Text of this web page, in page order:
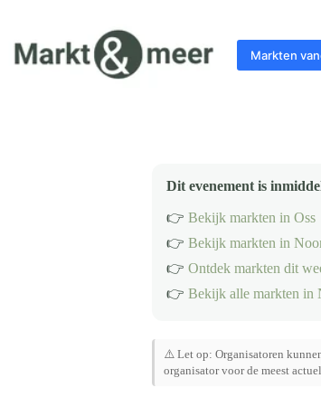
inhoud
Markten
Dit evenement is
👉 Bekijk markten in Oss
👉 Bekijk markten in
👉 Ontdek markten dit
👉 Bekijk alle markten in
⚠️ Let op: Organisatoren
organisator voor de meest